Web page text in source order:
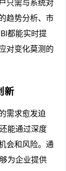
只需与系统对
趋势分析、市
都能实时提
对变化莫测的
新
需求愈发迫
能通过深度
会和风险。通
为企业提供